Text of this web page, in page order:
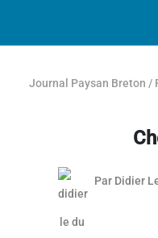
Journal Paysan Breton /
Par Didier